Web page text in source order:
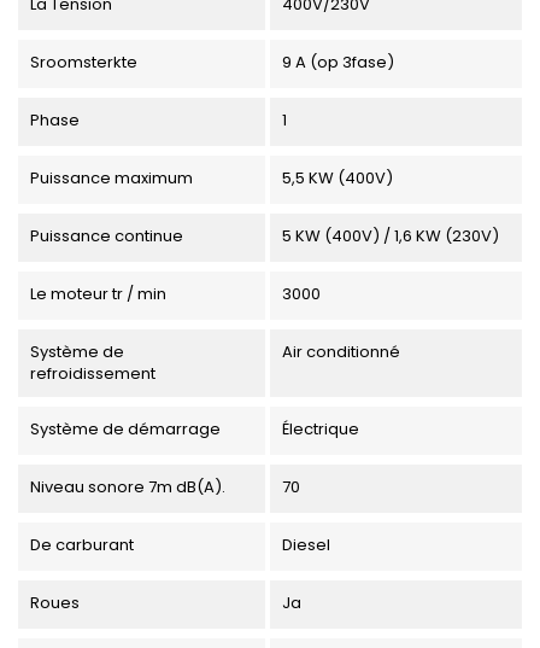
Sroomsterkte 9 A (op 3fase)
Phase 1
Puissance maximum 5,5 KW (400V)
Puissance continue 5 KW (400V) / 1,6 KW (230V)
Le moteur tr / min 3000
Système de
refroidissement
Air conditionné
Système de démarrage Électrique
Niveau sonore 7m dB(A). 70
De carburant Diesel
Roues Ja